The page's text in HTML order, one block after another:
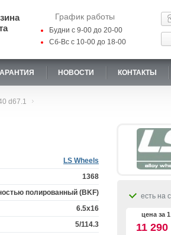
График работы
Будни с 9-00 до 20-00
Сб-Вс с 10-00 до 18-00
НОВОСТИ КОНТАКТЫ
d67.1
есть на
цена за
11
LS Wheels
1368
полированный (BKF)
6.5x16
5/114.3